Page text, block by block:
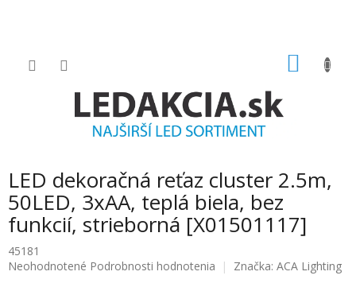
LED dekoračná reťaz cluster 2.5m,
50LED, 3xAA, teplá biela, bez
funkcií, strieborná [X01501117]
45181
Priemerné
Neohodnotené Podrobnosti hodnotenia Značka: ACA Lighting